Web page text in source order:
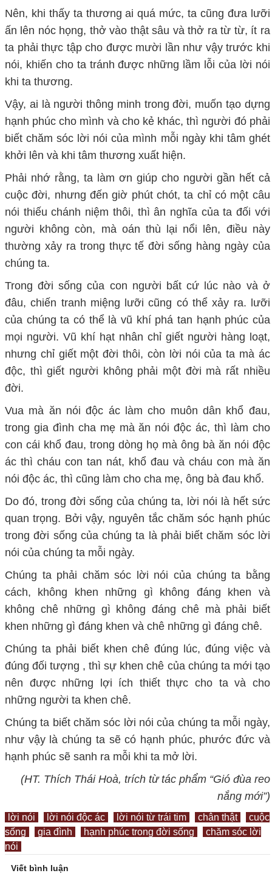
Nên, khi thấy ta thương ai quá mức, ta cũng đưa lưỡi
ấn lên nóc họng, thở vào thật sâu và thở ra từ từ, ít ra
ta phải thực tập cho được mười lần như vậy trước khi
nói, khiến cho ta tránh được những lầm lỗi của lời nói
khi ta thương.
Vậy, ai là người thông minh trong đời, muốn tạo dựng
hạnh phúc cho mình và cho kẻ khác, thì người đó phải
biết chăm sóc lời nói của mình mỗi ngày khi tâm ghét
khởi lên và khi tâm thương xuất hiện.
Phải nhớ rằng, ta làm ơn giúp cho người gần hết cả
cuộc đời, nhưng đến giờ phút chót, ta chỉ có một câu
nói thiếu chánh niệm thôi, thì ân nghĩa của ta đối với
người không còn, mà oán thù lại nổi lên, điều này
thường xảy ra trong thực tế đời sống hàng ngày của
chúng ta.
Trong đời sống của con người bất cứ lúc nào và ở
đâu, chiến tranh miệng lưỡi cũng có thể xảy ra. lưỡi
của chúng ta có thể là vũ khí phá tan hạnh phúc của
mọi người. Vũ khí hạt nhân chỉ giết người hàng loạt,
nhưng chỉ giết một đời thôi, còn lời nói của ta mà ác
độc, thì giết người không phải một đời mà rất nhiều
đời.
Vua mà ăn nói độc ác làm cho muôn dân khổ đau,
trong gia đình cha mẹ mà ăn nói độc ác, thì làm cho
con cái khổ đau, trong dòng họ mà ông bà ăn nói độc
ác thì cháu con tan nát, khổ đau và cháu con mà ăn
nói độc ác, thì cũng làm cho cha mẹ, ông bà đau khổ.
Do đó, trong đời sống của chúng ta, lời nói là hết sức
quan trọng. Bởi vậy, nguyên tắc chăm sóc hạnh phúc
trong đời sống của chúng ta là phải biết chăm sóc lời
nói của chúng ta mỗi ngày.
Chúng ta phải chăm sóc lời nói của chúng ta bằng
cách, không khen những gì không đáng khen và
không chê những gì không đáng chê mà phải biết
khen những gì đáng khen và chê những gì đáng chê.
Chúng ta phải biết khen chê đúng lúc, đúng việc và
đúng đối tượng , thì sự khen chê của chúng ta mới tạo
nên được những lợi ích thiết thực cho ta và cho
những người ta khen chê.
Chúng ta biết chăm sóc lời nói của chúng ta mỗi ngày,
như vậy là chúng ta sẽ có hạnh phúc, phước đức và
hạnh phúc sẽ sanh ra mỗi khi ta mở lời.
(HT. Thích Thái Hoà, trích từ tác phẩm “Gió đùa reo
nắng mới”)
lời nói lời nói độc ác lời nói từ trái tim chân thật
cuộc
sống
gia đình hạnh phúc trong đời sống
chăm sóc lời
nói
Viết bình luận